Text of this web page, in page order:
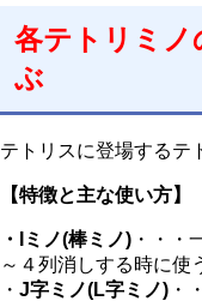
各テトリミノ
ぶ
テトリスに登場するテ
【特徴と主な使い方】
・ Iミノ(棒ミノ) ・・・
～４列消しする時に使
・ J字ミノ(L字ミノ) ・